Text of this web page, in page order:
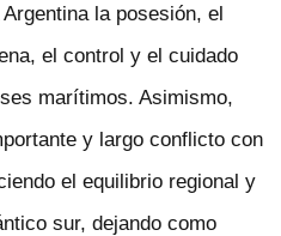
la posesión, el
el control y el cuidado
marítimos. Asimismo,
y largo conflicto con
el equilibrio regional y
sur, dejando como